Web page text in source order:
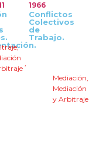
1966
Conflictos
Colectivos
de
Trabajo.
,
,
Mediación,
Mediación
y Arbitraje